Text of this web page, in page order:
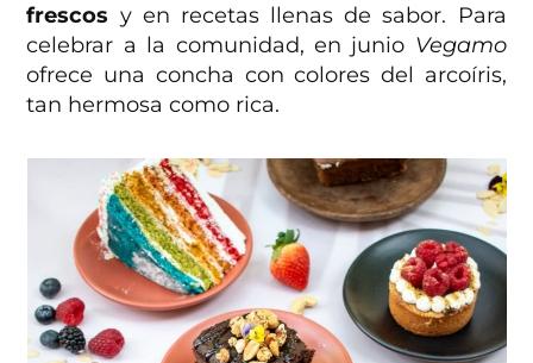
frescos y en recetas llenas de sabor. Para
celebrar a la comunidad, en junio Vegamo
ofrece una concha con colores del arcoíris,
tan hermosa como rica.